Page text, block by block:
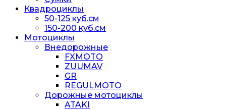
Квадроциклы
50-125 куб.см
150-200 куб.см
Мотоциклы
Внедорожные
FXMOTO
ZUUMAV
GR
REGULMOTO
Дорожные мотоциклы
ATAKI